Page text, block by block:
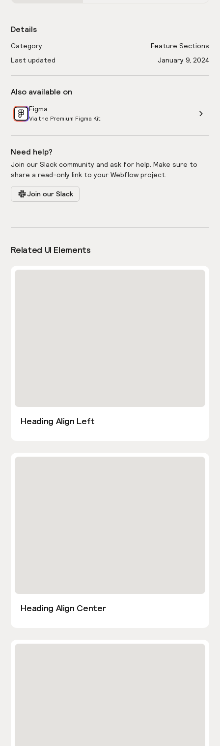
Details
Category
Feature Sections
Last updated
January 9, 2024
Also available on
Figma
Via the Premium Figma Kit
Need help?
Join our Slack community and ask for help. Make sure to
share a read-only link to your Webflow project.
Join our Slack
Related UI Elements
Heading Align Left
Heading Align Center